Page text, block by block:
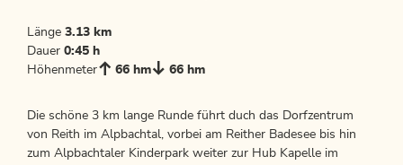
Länge 3.13 km
Dauer 0:45 h
Höhenmeter
66 hm 66 hm
Die schöne 3 km lange Runde führt duch das Dorfzentrum
von Reith im Alpbachtal, vorbei am Reither Badesee bis hin
zum Alpbachtaler Kinderpark weiter zur Hub Kapelle im